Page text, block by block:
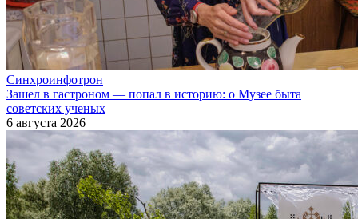
Синхроинфотрон
Зашел в гастроном — попал в историю: о Музее быта
советских ученых
6 августа 2026